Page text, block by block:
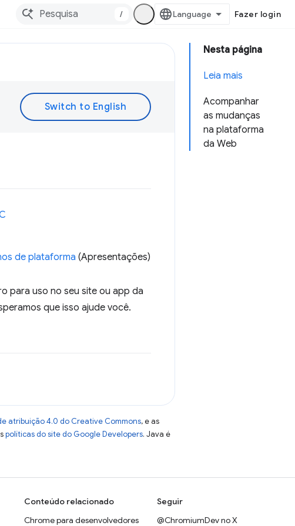
/ Fazer login
Nesta página
Leia mais
Acompanhar
as mudanças
na plataforma
da Web
de plataforma (Apresentações)
para uso no seu site ou app da
que isso ajude você.
atribuição 4.0 do Creative Commons, e as
políticas do site do Google Developers. Java é
Conteúdo relacionado
Chrome para desenvolvedores
Seguir
@ChromiumDev no X